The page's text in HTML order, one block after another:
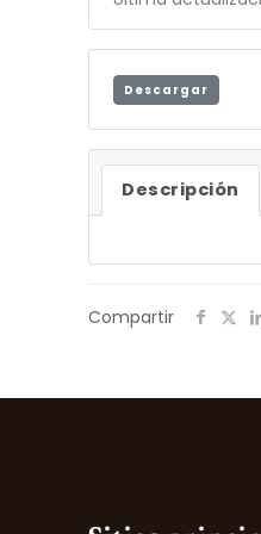
Descargar
Descripción
Compartir